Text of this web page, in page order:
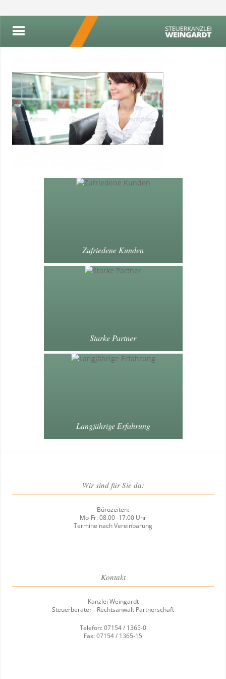
Zufriedene Kunden
Starke Partner
Langjährige Erfahrung
Wir sind für Sie da:
Bürozeiten:
Mo-Fr: 08.00 -17.00 Uhr
Termine nach Vereinbarung
Kontakt
Kanzlei Weingardt
Steuerberater - Rechtsanwalt Partnerschaft
Telefon: 07154 / 1365-0
Fax: 07154 / 1365-15